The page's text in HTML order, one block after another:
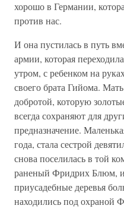
хорошо в Германии,
против нас.
И она пустилась в путь
армии, которая
утром, с ребенком на
своего брата Гийома.
добротой, которую
всегда сохраняют для
предназначение.
года, стала сестрой
снова поселилась в той
раненый Фридрих Блюм,
приусадебные деревья
находились под охраной